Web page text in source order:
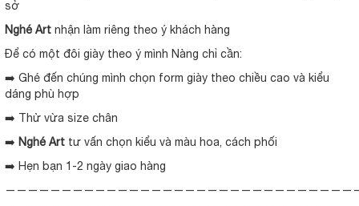
sở
Nghé Art nhận làm riêng theo ý khách hàng
Để có một đôi giày theo ý mình Nàng chỉ cần:
➡️ Ghé đến chúng mình chọn form giày theo chiều cao và kiểu
dáng phù hợp
➡️ Thử vừa size chân
➡️ Nghé Art tư vấn chọn kiểu và màu hoa, cách phối
➡️ Hẹn bạn 1-2 ngày giao hàng